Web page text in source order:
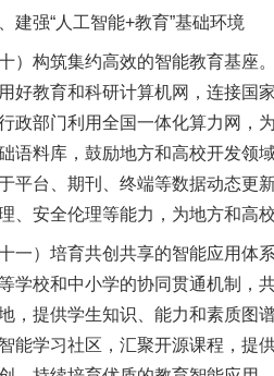
强“人工智能+教育”基础环境
构筑集约高效的智能教育基座。
好教育和科研计算机网，连接国
政部门利用全国一体化算力网，
语料库，鼓励地方和高校开发领
平台、期刊、终端等数据动态更
、安全伦理等能力，为地方和高
）培育共创共享的智能应用体系
学校和中小学的协同贯通机制，
，提供学生知识、能力和素质图
能学习社区，汇聚开源课程，提